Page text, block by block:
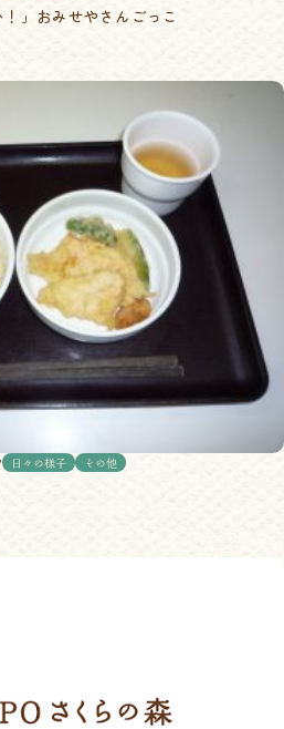
！」おみせやさんごっこ
日々の様子 その他